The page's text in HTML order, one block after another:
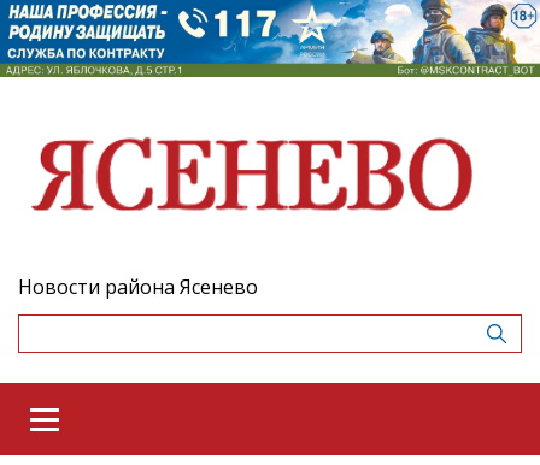
Новости района Ясенево